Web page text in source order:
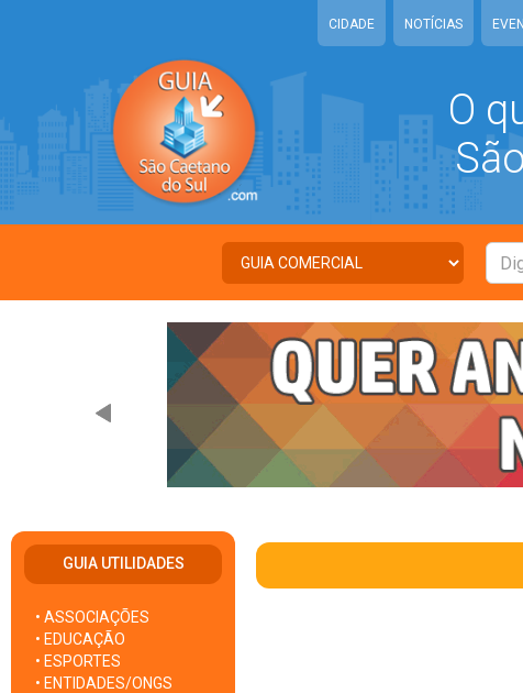
CIDADE NOTÍCIAS
O
São
GUIA UTILIDADES
• ASSOCIAÇÕES
• EDUCAÇÃO
• ESPORTES
• ENTIDADES/ONGS